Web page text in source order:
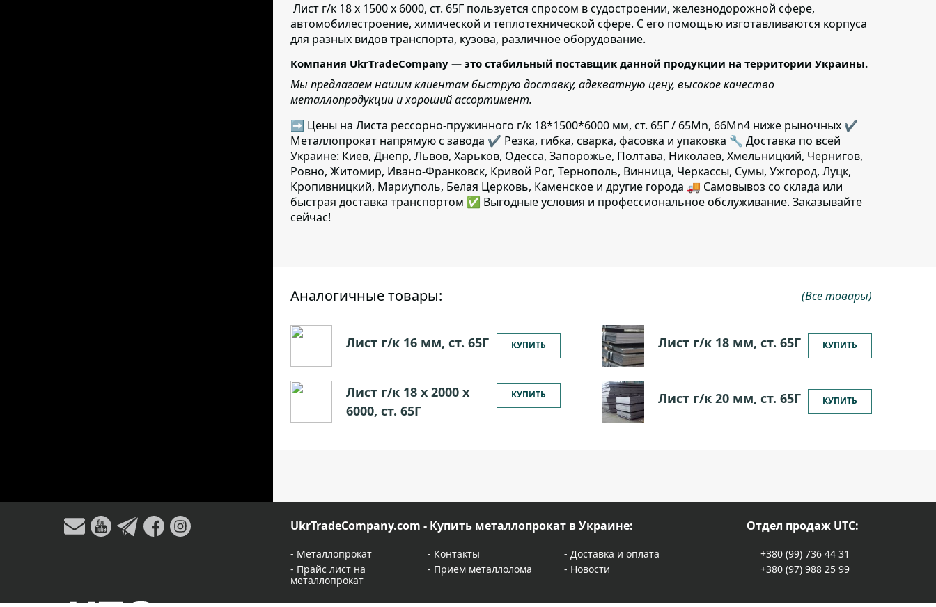
Лист г/к 18 х 1500 х 6000, ст. 65Г пользуется спросом в судостроении, железнодорожной сфере,
автомобилестроение, химической и теплотехнической сфере. С его помощью изготавливаются корпуса
для разных видов транспорта, кузова, различное оборудование.
Компания UkrTradeCompany — это стабильный поставщик данной продукции на территории Украины.
Мы предлагаем нашим клиентам быструю доставку, адекватную цену, высокое качество
металлопродукции и хороший ассортимент.
➡ Цены на Листа рессорно-пружинного г/к 18*1500*6000 мм, ст. 65Г / 65Mn, 66Mn4 ниже рыночных ✔️
Металлопрокат напрямую с завода ✔️ Резка, гибка, сварка, фасовка и упаковка 🔧 Доставка по всей
Украине: Киев, Днепр, Львов, Харьков, Одесса, Запорожье, Полтава, Николаев, Хмельницкий, Чернигов,
Ровно, Житомир, Ивано-Франковск, Кривой Рог, Тернополь, Винница, Черкассы, Сумы, Ужгород, Луцк,
Кропивницкий, Мариуполь, Белая Церковь, Каменское и другие города 🚚 Самовывоз со склада или
быстрая доставка транспортом ✅ Выгодные условия и профессиональное обслуживание. Заказывайте
сейчас!
Аналогичные товары: (Все товары)
Лист г/к 16 мм, ст. 65Г КУПИТЬ Лист г/к 18 мм, ст. 65Г КУПИТЬ
Лист г/к 18 х 2000 х
6000, ст. 65Г
КУПИТЬ Лист г/к 20 мм, ст. 65Г КУПИТЬ
UkrTradeCompany.com - Купить металлопрокат в Украине:
- Металлопрокат - Контакты - Доставка и оплата
- Прайс лист на
металлопрокат
- Прием металлолома - Новости
Отдел продаж UTC:
+380 (99) 736 44 31
+380 (97) 988 25 99